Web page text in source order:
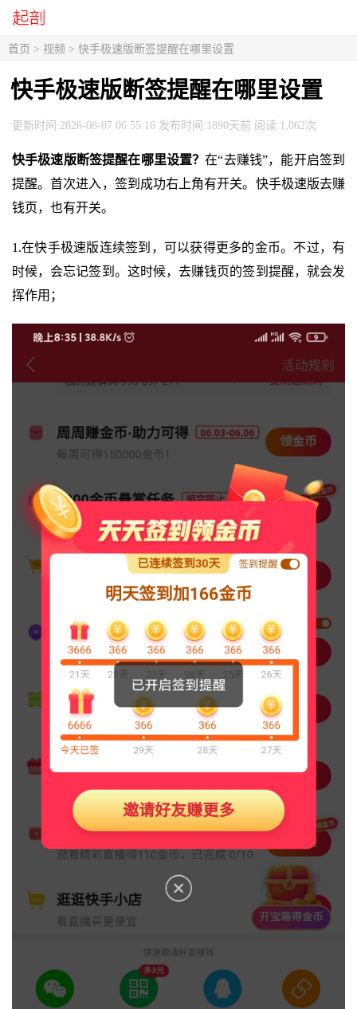
首页 > 视频 > 快手极速版断签提醒在哪里设置
快手极速版断签提醒在哪里设置
更新时间:2026-08-07 06:55:16 发布时间:1890天前 阅读:1,062次
快手极速版断签提醒在哪里设置？在“去赚钱”，能开启签到
提醒。首次进入，签到成功右上角有开关。快手极速版去赚
钱页，也有开关。
1.在快手极速版连续签到，可以获得更多的金币。不过，有
时候，会忘记签到。这时候，去赚钱页的签到提醒，就会发
挥作用；